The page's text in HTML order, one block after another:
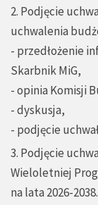
2. Podjęcie
uchwalenia
- przedłożenie
Skarbnik MiG,
- opinia Komisji
- dyskusja,
- podjęcie
3. Podjęcie
Wieloletniej
na lata 2026-2038.